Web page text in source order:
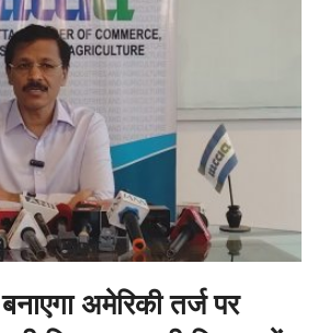
अमेरिकी तर्ज पर